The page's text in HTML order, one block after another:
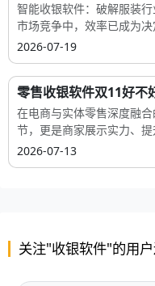
智能收银软件：破解服装
市场竞争中，效率已成为
2026-07-19
零售收银软件双11好不
在电商与实体零售深度融
节，更是商家展示实力、
2026-07-13
关注"收银软件"的用